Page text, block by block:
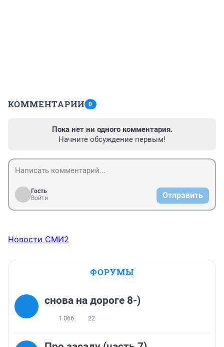
КОММЕНТАРИИ 0
Пока нет ни одного комментария.
Начните обсуждение первым!
Гость
Войти
Отправить
Новости СМИ2
ФОРУМЫ
снова на дороге 8-)
1 066 22